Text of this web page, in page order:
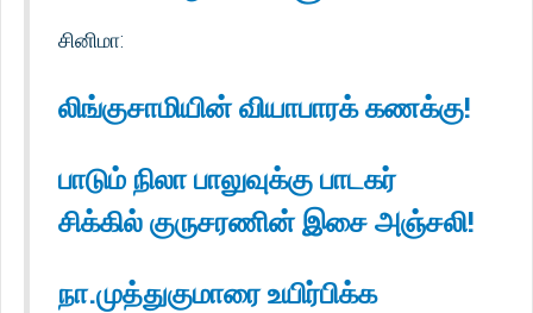
சினிமா:
லிங்குசாமியின் வியாபாரக் கணக்கு!
பாடும் நிலா பாலுவுக்கு பாடகர்
சிக்கில் குருசரணின் இசை அஞ்சலி!
நா.முத்துகுமாரை உயிர்பிக்க